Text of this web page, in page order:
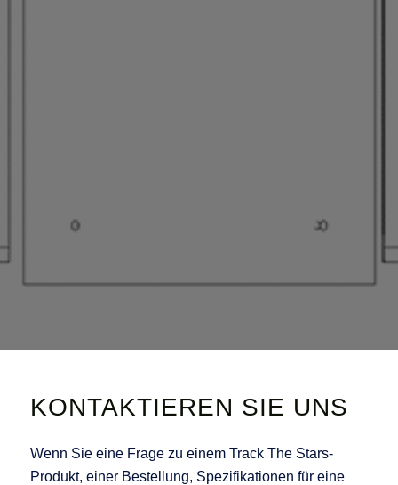
KONTAKTIEREN SIE UNS
Wenn Sie eine Frage zu einem Track The Stars-
Produkt, einer Bestellung, Spezifikationen für eine